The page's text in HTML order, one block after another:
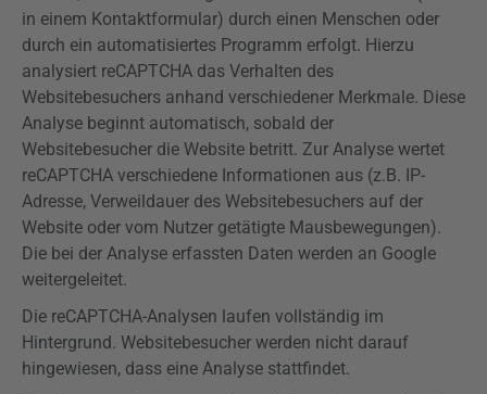
in einem Kontaktformular) durch einen Menschen oder
durch ein automatisiertes Programm erfolgt. Hierzu
analysiert reCAPTCHA das Verhalten des
Websitebesuchers anhand verschiedener Merkmale. Diese
Analyse beginnt automatisch, sobald der
Websitebesucher die Website betritt. Zur Analyse wertet
reCAPTCHA verschiedene Informationen aus (z.B. IP-
Adresse, Verweildauer des Websitebesuchers auf der
Website oder vom Nutzer getätigte Mausbewegungen).
Die bei der Analyse erfassten Daten werden an Google
weitergeleitet.
Die reCAPTCHA-Analysen laufen vollständig im
Hintergrund. Websitebesucher werden nicht darauf
hingewiesen, dass eine Analyse stattfindet.